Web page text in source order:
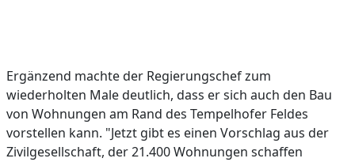
Ergänzend machte der Regierungschef zum
wiederholten Male deutlich, dass er sich auch den Bau
von Wohnungen am Rand des Tempelhofer Feldes
vorstellen kann. "Jetzt gibt es einen Vorschlag aus der
Zivilgesellschaft, der 21.400 Wohnungen schaffen